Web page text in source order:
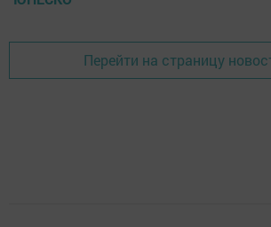
Перейти на страницу